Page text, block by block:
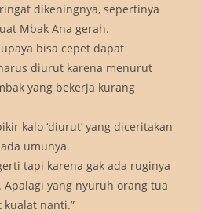
dikeningnya, sepertinya
Mbak Ana gerah.
bisa cepet dapat
diurut karena menurut
yang bekerja kurang
kalo ‘diurut’ yang diceritakan
umunya.
tapi karena gak ada ruginya
Apalagi yang nyuruh orang tua
kualat nanti.”